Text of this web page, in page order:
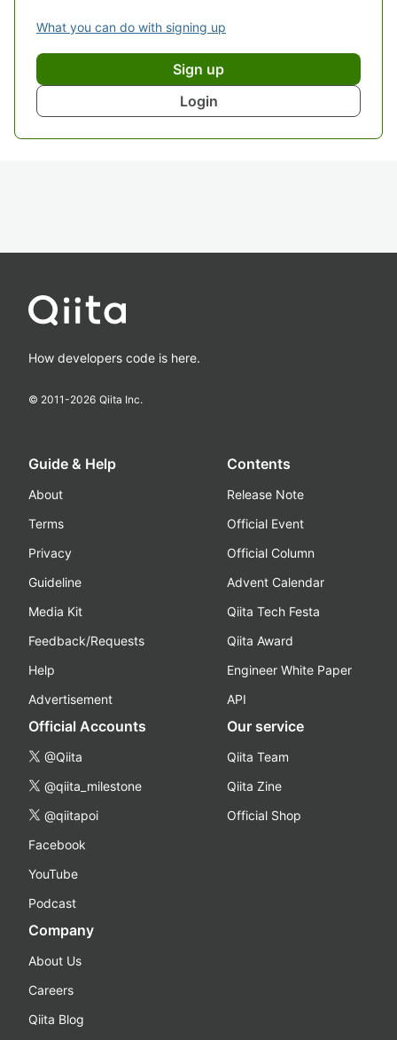
What you can do with signing up
Sign up
Login
How developers code is here.
© 2011-2026 Qiita Inc.
Guide & Help
About
Terms
Privacy
Guideline
Media Kit
Feedback/Requests
Help
Advertisement
Contents
Release Note
Official Event
Official Column
Advent Calendar
Qiita Tech Festa
Qiita Award
Engineer White Paper
API
Official Accounts
@Qiita
@qiita_milestone
@qiitapoi
Facebook
YouTube
Podcast
Our service
Qiita Team
Qiita Zine
Official Shop
Company
About Us
Careers
Qiita Blog